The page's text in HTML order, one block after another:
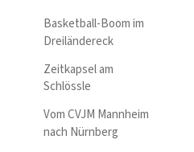
Basketball-Boom im
Dreiländereck
Zeitkapsel am
Schlössle
Vom CVJM Mannheim
nach Nürnberg